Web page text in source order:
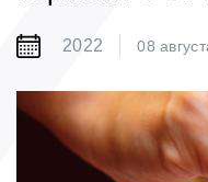
2022 08